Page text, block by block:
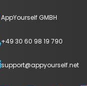
AppYourself GMBH
+49 30 60 98 19 790
support@appyourself.net